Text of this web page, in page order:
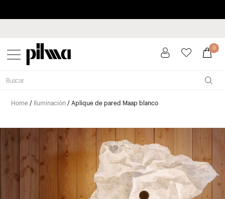
pilma 0
Home / Iluminación / Aplique de pared Maap blanco